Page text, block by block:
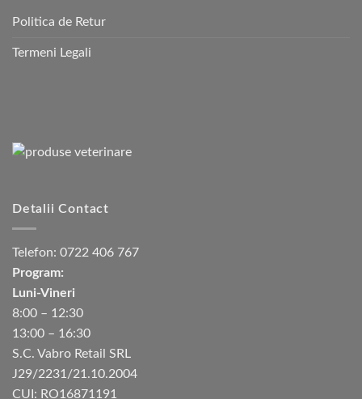
Politica de Retur
Termeni Legali
Detalii Contact
Telefon: 0722 406 767
Program:
Luni-Vineri
8:00 – 12:30
13:00 – 16:30
S.C. Vabro Retail SRL
J29/2231/21.10.2004
CUI: RO16871191